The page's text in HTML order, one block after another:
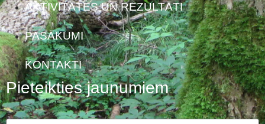
AKTIVITĀTES UN REZULTĀTI
PASĀKUMI
KONTAKTI
Pieteikties jaunumiem